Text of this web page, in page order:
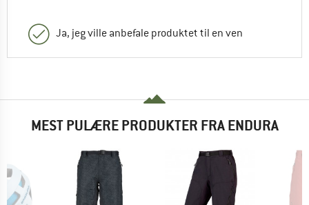
Ja, jeg ville anbefale produktet til en ven
MEST PULÆRE PRODUKTER FRA ENDURA